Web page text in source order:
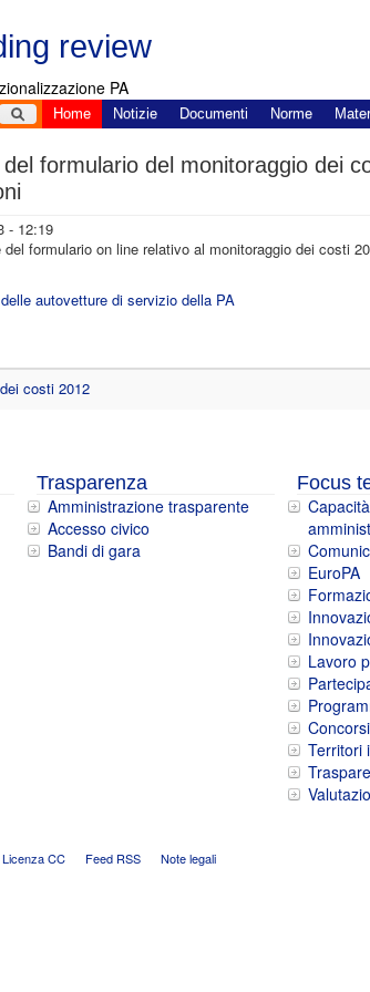
review
PA
Home Notizie Documenti Norme
formulario del monitoraggio dei
- 12:19
formulario on line relativo al monitoraggio dei costi
autovetture di servizio della PA
costi 2012
Trasparenza
Amministrazione trasparente
Accesso civico
Bandi di gara
Focus
EuroPA
Lavoro
Territori
Licenza CC Feed RSS Note legali